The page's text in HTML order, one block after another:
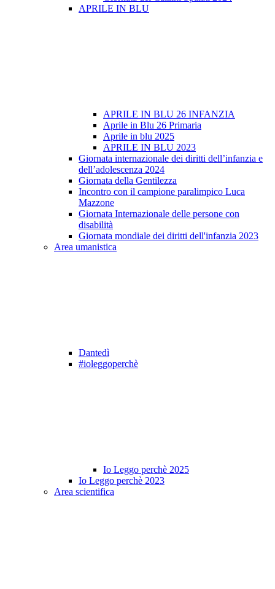
APRILE IN BLU
APRILE IN BLU 26 INFANZIA
Aprile in Blu 26 Primaria
Aprile in blu 2025
APRILE IN BLU 2023
Giornata internazionale dei diritti dell’infanzia e
dell’adolescenza 2024
Giornata della Gentilezza
Incontro con il campione paralimpico Luca
Mazzone
Giornata Internazionale delle persone con
disabilità
Giornata mondiale dei diritti dell'infanzia 2023
Area umanistica
Dantedì
#ioleggoperchè
Io Leggo perchè 2025
Io Leggo perchè 2023
Area scientifica